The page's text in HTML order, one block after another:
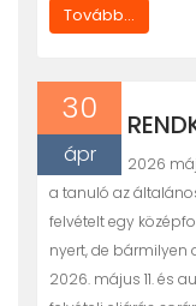
Tovább...
30
ápr
2026
a tanuló az
felvételt egy
nyert, de
2026. május 11. és